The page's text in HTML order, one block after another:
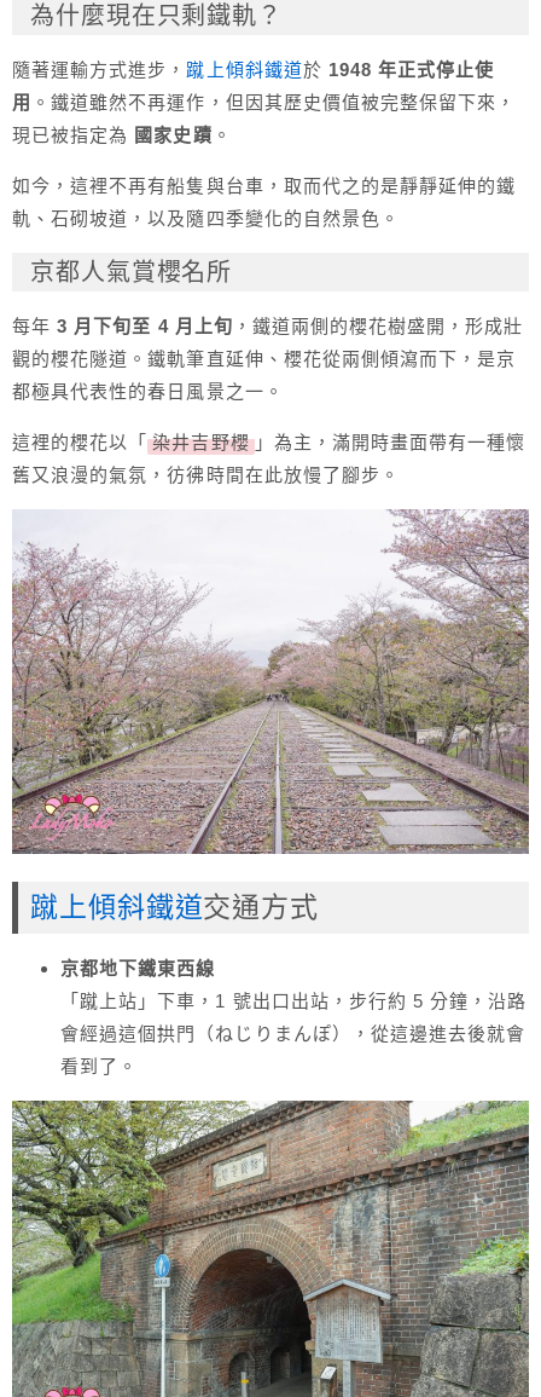
為什麼現在只剩鐵軌？
隨著運輸方式進步， 蹴上傾斜鐵道於 1948 年正式停止使
用 。鐵道雖然不再運作，但因其歷史價值被完整保留下來，
現已被指定為 國家史蹟 。
如今，這裡不再有船隻與台車，取而代之的是靜靜延伸的鐵
軌、石砌坡道，以及隨四季變化的自然景色。
京都人氣賞櫻名所
每年3 月下旬至 4 月上旬 ，鐵道兩側的櫻花樹盛開，形成壯
觀的櫻花隧道。鐵軌筆直延伸、櫻花從兩側傾瀉而下，是京
都極具代表性的春日風景之一。
這裡的櫻花以「 染井吉野櫻 」為主，滿開時畫面帶有一種懷
舊又浪漫的氣氛，彷彿時間在此放慢了腳步。
蹴上傾斜鐵道交通方式
京都地下鐵東西線
「蹴上站」下車，1 號出口出站，步行約 5 分鐘，沿路
會經過這個拱門（ねじりまんぽ），從這邊進去後就會
看到了。